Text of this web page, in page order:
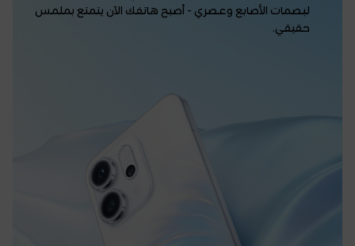
لبصمات الأصابع وعصري - أصبح هاتفك الآن يتمتع بملمس
حقيقي.